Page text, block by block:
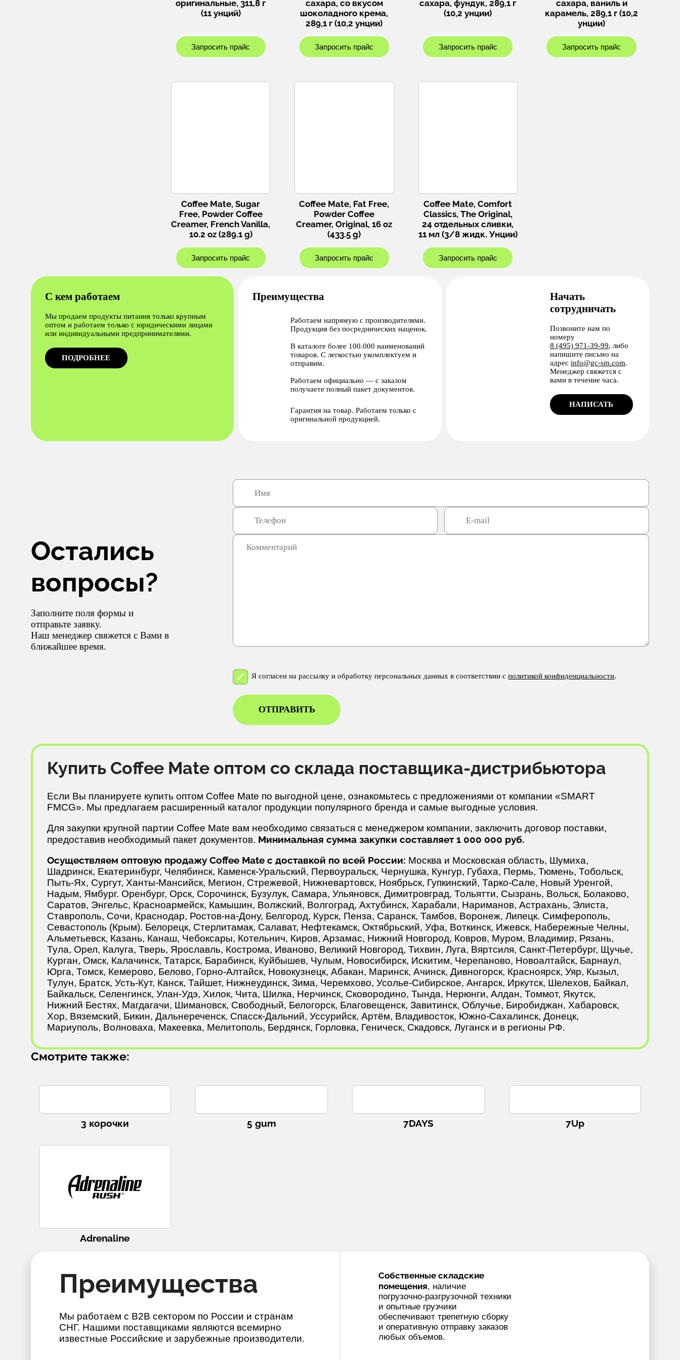
оригинальные, 311,8 г
(11 унций)
Запросить прайс
сахара, со вкусом
шоколадного крема,
289,1 г (10,2 унции)
Запросить прайс
сахара, фундук, 289,1 г
(10,2 унции)
Запросить прайс
сахара, ваниль и
карамель, 289,1 г (10,2
унции)
Запросить прайс
Coffee Mate, Sugar
Free, Powder Coffee
Creamer, French Vanilla,
10.2 oz (289.1 g)
Запросить прайс
Coffee Mate, Fat Free,
Powder Coffee
Creamer, Original, 16 oz
(433.5 g)
Запросить прайс
Coffee Mate, Comfort
Classics, The Original,
24 отдельных сливки,
11 мл (3/8 жидк. Унции)
Запросить прайс
С кем работаем
Мы продаем продукты питания только крупным
оптом и работаем только с юридическими лицами
или индивидуальными предпринимателями.
ПОДРОБНЕЕ
Преимущества
Работаем напрямую с производителями.
Продукция без посреднических наценок.
В каталоге более 100.000 наименований
товаров. С легкостью укомплектуем и
отправим.
Работаем официально — с заказом
получаете полный пакет документов.
Гарантия на товар. Работаем только с
оригинальной продукцией.
Начать
сотрудничать
Позвоните нам по
номеру
8 (495) 971-39-99, либо
напишите письмо на
адресinfo@gc-sm.com.
Менеджер свяжется с
вами в течение часа.
НАПИСАТЬ
Остались
вопросы?
Заполните поля формы и
отправьте заявку.
Наш менеджер свяжется с Вами в
ближайшее время.
Я согласен на рассылку и обработку персональных данных в соответствии сполитикой конфиденциальности.
ОТПРАВИТЬ
Купить Coffee Mate оптом со склада поставщика-дистрибьютора
Если Вы планируете купить оптом Coffee Mate по выгодной цене, ознакомьтесь с предложениями от компании «SMART
FMCG». Мы предлагаем расширенный каталог продукции популярного бренда и самые выгодные условия.
Для закупки крупной партии Coffee Mate вам необходимо связаться с менеджером компании, заключить договор поставки,
предоставив необходимый пакет документов. Минимальная сумма закупки составляет 1 000 000 руб.
Осуществляем оптовую продажу Coffee Mate с доставкой по всей России: Москва и Московская область, Шумиха,
Шадринск, Екатеринбург, Челябинск, Каменск-Уральский, Первоуральск, Чернушка, Кунгур, Губаха, Пермь, Тюмень, Тобольск,
Пыть-Ях, Сургут, Ханты-Мансийск, Мегион, Стрежевой, Нижневартовск, Ноябрьск, Гупкинский, Тарко-Сале, Новый Уренгой,
Надым, Ямбург. Оренбург, Орск, Сорочинск, Бузулук, Самара, Ульяновск, Димитровград, Тольятти, Сызрань, Вольск, Болаково,
Саратов, Энгельс, Красноармейск, Камышин, Волжский, Волгоград, Ахтубинск, Харабали, Нариманов, Астрахань, Элиста,
Ставрополь, Сочи, Краснодар, Ростов-на-Дону, Белгород, Курск, Пенза, Саранск, Тамбов, Воронеж, Липецк. Симферополь,
Севастополь (Крым). Белорецк, Стерлитамак, Салават, Нефтекамск, Октябрьский, Уфа, Воткинск, Ижевск, Набережные Челны,
Альметьевск, Казань, Канаш, Чебоксары, Котельнич, Киров, Арзамас, Нижний Новгород, Ковров, Муром, Владимир, Рязань,
Тула, Орел, Калуга, Тверь, Ярославль, Кострома, Иваново, Великий Новгород, Тихвин, Луга, Вяртсиля, Санкт-Петербург, Щучье,
Курган, Омск, Калачинск, Татарск, Барабинск, Куйбышев, Чулым, Новосибирск, Искитим, Черепаново, Новоалтайск, Барнаул,
Юрга, Томск, Кемерово, Белово, Горно-Алтайск, Новокузнецк, Абакан, Маринск, Ачинск, Дивногорск, Красноярск, Уяр, Кызыл,
Тулун, Братск, Усть-Кут, Канск, Тайшет, Нижнеудинск, Зима, Черемхово, Усолье-Сибирское, Ангарск, Иркутск, Шелехов, Байкал,
Байкальск, Селенгинск, Улан-Удэ, Хилок, Чита, Шилка, Нерчинск, Сковородино, Тында, Нерюнги, Алдан, Томмот, Якутск,
Нижний Бестях, Магдагачи, Шимановск, Свободный, Белогорск, Благовещенск, Завитинск, Облучье, Биробиджан, Хабаровск,
Хор, Вяземский, Бикин, Дальнереченск, Спасск-Дальний, Уссурийск, Артём, Владивосток, Южно-Сахалинск, Донецк,
Мариуполь, Волноваха, Макеевка, Мелитополь, Бердянск, Горловка, Геническ, Скадовск, Луганск и в регионы РФ.
Смотрите также:
3 корочки 5 gum 7DAYS 7Up
Adrenaline
Преимущества
Мы работаем с B2B сектором по России и странам
СНГ. Нашими поставщиками являются всемирно
известные Российские и зарубежные производители.
Собственные складские
помещения, наличие
погрузочно-разгрузочной техники
и опытные грузчики
обеспечивают трепетную сборку
и оперативную отправку заказов
любых объемов.